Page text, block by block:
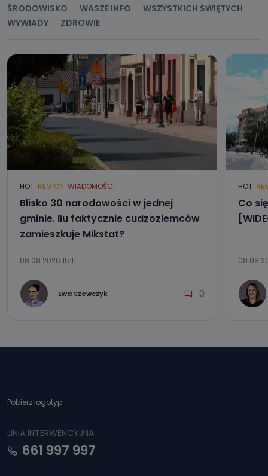
ŚRODOWISKO
WASZE INFO
WSZYSTKICH ŚWIĘTYCH
WYWIADY
ZDROWIE
HOT REGION WIADOMOŚCI
Blisko 30 narodowości w jednej
gminie. Ilu faktycznie cudzoziemców
zamieszkuje Mikstat?
08.08.2026 15:11
Ewa Szewczyk 0
HOT
Co
Pobierz logotyp
LINIA INTERWENCYJNA
661 997 997